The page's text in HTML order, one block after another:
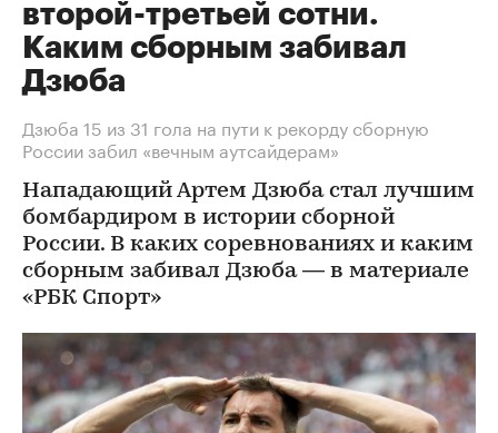
второй-третьей сотни.
Каким сборным забивал
Дзюба
Дзюба 15 из 31 гола на пути к рекорду сборную
России забил «вечным аутсайдерам»
Нападающий Артем Дзюба стал лучшим
бомбардиром в истории сборной
России. В каких соревнованиях и каким
сборным забивал Дзюба — в материале
«РБК Спорт»